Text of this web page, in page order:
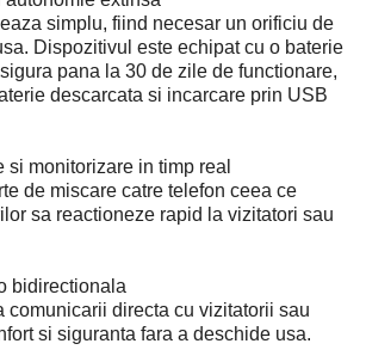
simplu, fiind necesar un orificiu de
Dispozitivul este echipat cu o baterie
pana la 30 de zile de functionare,
descarcata si incarcare prin USB
si monitorizare in timp real
de miscare catre telefon ceea ce
sa reactioneze rapid la vizitatori sau
bidirectionala
comunicarii directa cu vizitatorii sau
si siguranta fara a deschide usa.